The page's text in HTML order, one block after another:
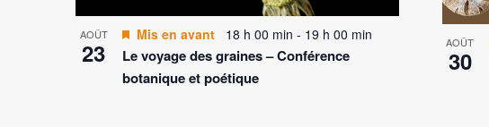
VIEW
AOÛT
23
Le voyage des graines – Conférence
botanique et poétique
Mis en avant 18 h 00 min - 19 h 00 min AOÛT
30